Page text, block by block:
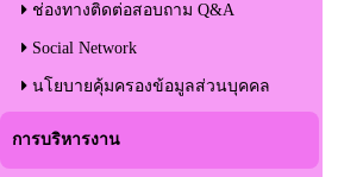
ช่องทางติดต่อสอบถาม Q&A
Social Network
นโยบายคุ้มครองข้อมูลส่วนบุคคล
การบริหารงาน